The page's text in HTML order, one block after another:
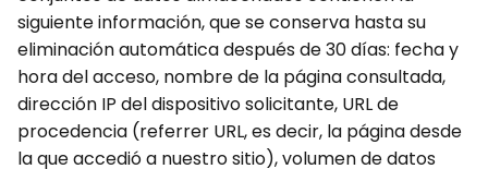
siguiente información, que se conserva hasta su
eliminación automática después de 30 días: fecha y
hora del acceso, nombre de la página consultada,
dirección IP del dispositivo solicitante, URL de
procedencia (referrer URL, es decir, la página desde
la que accedió a nuestro sitio), volumen de datos